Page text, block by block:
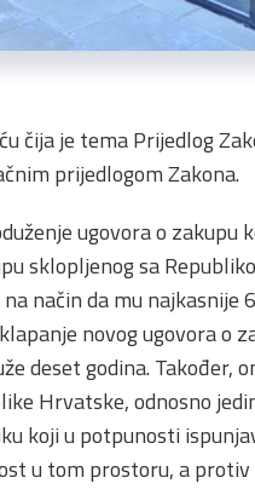
čija je tema Prijedlog
prijedlogom Zakona.
ugovora o
sklopljenog sa
način da mu
novog ugovora o
deset godina. Također,
Hrvatske, odnosno
koji u potpunosti
u tom prostoru, a